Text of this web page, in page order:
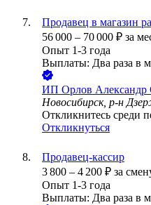
Продавец в магазин
56 000 – 70 000 ₽ за
Опыт 1-3 года
Выплаты: Два раза в
ИП Орлов Александр
Новосибирск, р-н
Откликнитесь среди
Откликнуться
Продавец-кассир
3 800 – 4 200 ₽ за
Опыт 1-3 года
Выплаты: Два раза в